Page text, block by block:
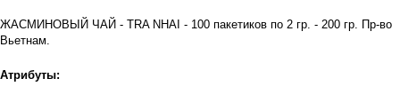
ЖАСМИНОВЫЙ ЧАЙ - TRA NHAI - 100 пакетиков по 2 гр. - 200 гр. Пр-во
Вьетнам.
Атрибуты: